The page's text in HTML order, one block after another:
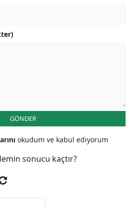
GÖNDER
okudum ve kabul ediyorum
sonucu kaçtır?